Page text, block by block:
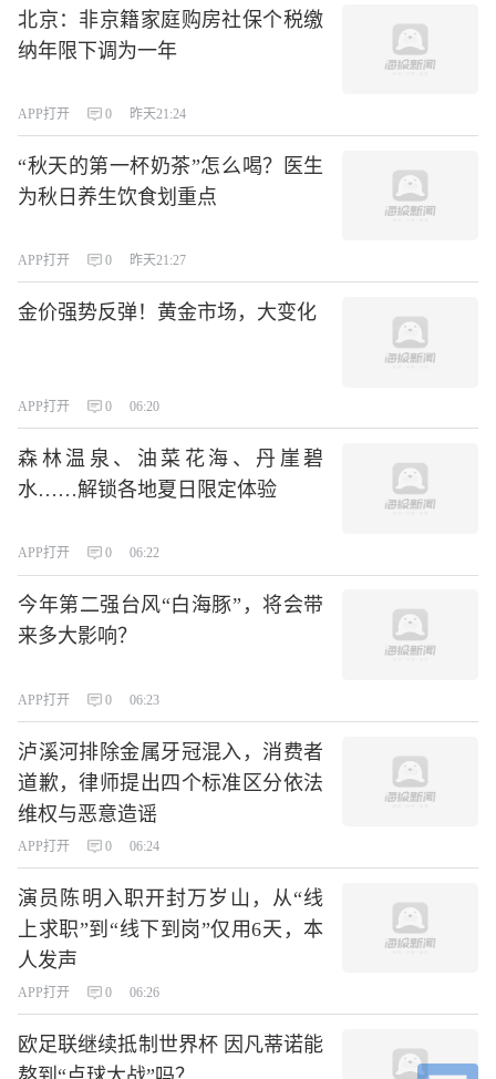
北京：非京籍家庭购房社保个税缴
纳年限下调为一年
APP打开 0 昨天21:24
“秋天的第一杯奶茶”怎么喝？医生
为秋日养生饮食划重点
APP打开 0 昨天21:27
金价强势反弹！黄金市场，大变化
APP打开 0 06:20
森林温泉、油菜花海、丹崖碧
水……解锁各地夏日限定体验
APP打开 0 06:22
今年第二强台风“白海豚”，将会带
来多大影响？
APP打开 0 06:23
泸溪河排除金属牙冠混入，消费者
道歉，律师提出四个标准区分依法
维权与恶意造谣
APP打开 0 06:24
演员陈明入职开封万岁山，从“线
上求职”到“线下到岗”仅用6天，本
人发声
APP打开 0 06:26
欧足联继续抵制世界杯 因凡蒂诺能